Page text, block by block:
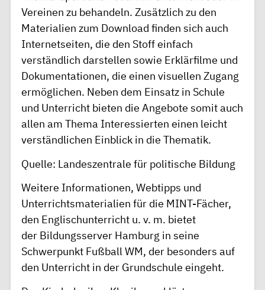
Vereinen zu behandeln. Zusätzlich zu den
Materialien zum Download finden sich auch
Internetseiten, die den Stoff einfach
verständlich darstellen sowie Erklärfilme und
Dokumentationen, die einen visuellen Zugang
ermöglichen. Neben dem Einsatz in Schule
und Unterricht bieten die Angebote somit auch
allen am Thema Interessierten einen leicht
verständlichen Einblick in die Thematik.
Quelle: Landeszentrale für politische Bildung
Weitere Informationen, Webtipps und
Unterrichtsmaterialien für die MINT-Fächer,
den Englischunterricht u. v. m. bietet
der Bildungsserver Hamburg in seine
Schwerpunkt Fußball WM, der besonders auf
den Unterricht in der Grundschule eingeht.